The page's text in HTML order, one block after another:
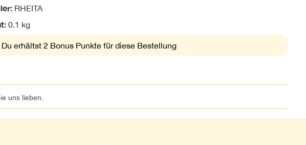
RHEITA
0.1 kg
Du erhältst 2 Bonus Punkte für diese Bestellung
uns lieben.